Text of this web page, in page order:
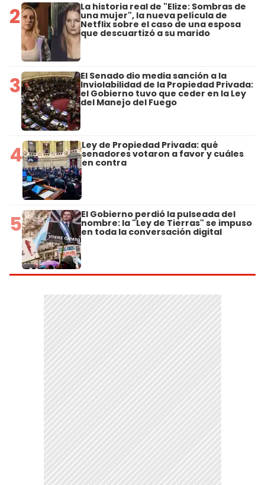
2 La historia real de "Elize: Sombras de
una mujer", la nueva película de
Netflix sobre el caso de una esposa
que descuartizó a su marido
3 El Senado dio media sanción a la
Inviolabilidad de la Propiedad Privada:
el Gobierno tuvo que ceder en la Ley
del Manejo del Fuego
4 Ley de Propiedad Privada: qué
senadores votaron a favor y cuáles
en contra
5 El Gobierno perdió la pulseada del
nombre: la "Ley de Tierras" se impuso
en toda la conversación digital